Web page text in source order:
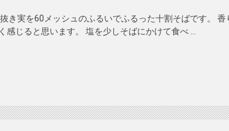
き実を60メッシュのふるいでふるった十割そばです。
じると思います。 塩を少しそばにかけて食べ …